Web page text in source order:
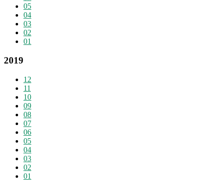
05
04
03
02
01
2019
12
11
10
09
08
07
06
05
04
03
02
01